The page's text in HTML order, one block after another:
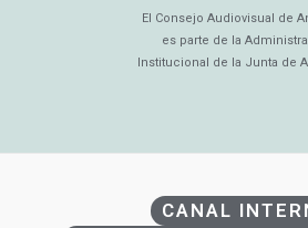
El Consejo Audiovisual de
es parte de la
Institucional de la Junta de
CANAL